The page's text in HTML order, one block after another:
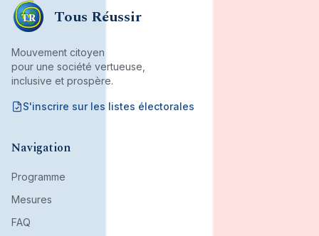
TR Tous Réussir
Mouvement citoyen
pour une société vertueuse,
inclusive et prospère.
S'inscrire sur les listes électorales
Navigation
Programme
Mesures
FAQ